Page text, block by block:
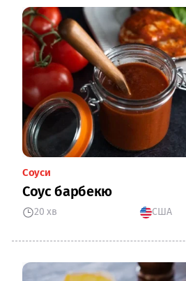
Соуси
Соус барбекю
20 хв США